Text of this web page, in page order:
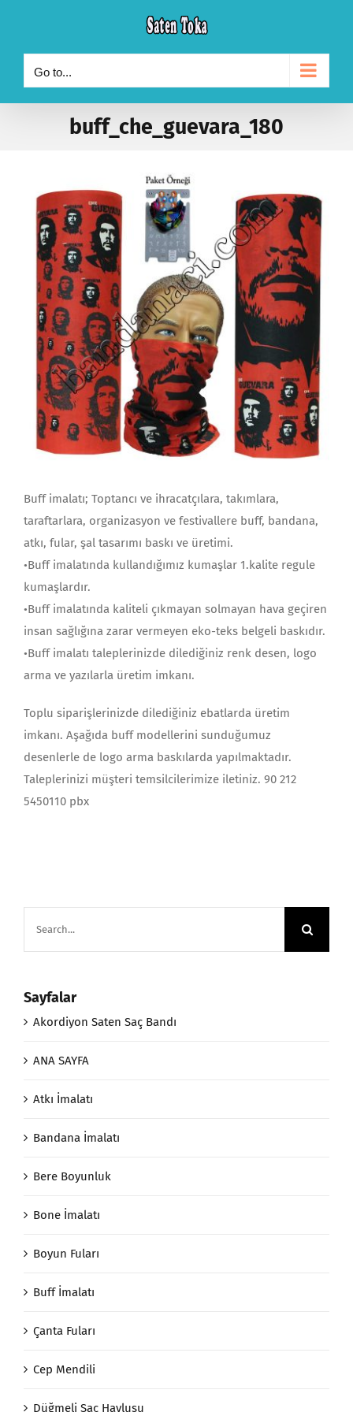
content
Go to...
buff_che_guevara_180
Buff imalatı; Toptancı ve ihracatçılara, takımlara,
taraftarlara, organizasyon ve festivallere buff, bandana,
atkı, fular, şal tasarımı baskı ve üretimi.
•Buff imalatında kullandığımız kumaşlar 1.kalite regule
kumaşlardır.
•Buff imalatında kaliteli çıkmayan solmayan hava geçiren
insan sağlığına zarar vermeyen eko-teks belgeli baskıdır.
•Buff imalatı taleplerinizde dilediğiniz renk desen, logo
arma ve yazılarla üretim imkanı.
Toplu siparişlerinizde dilediğiniz ebatlarda üretim
imkanı. Aşağıda buff modellerini sunduğumuz
desenlerle de logo arma baskılarda yapılmaktadır.
Taleplerinizi müşteri temsilcilerimize iletiniz. 90 212
5450110 pbx
Sayfalar
Akordiyon Saten Saç Bandı
ANA SAYFA
Atkı İmalatı
Bandana İmalatı
Bere Boyunluk
Bone İmalatı
Boyun Fuları
Buff İmalatı
Çanta Fuları
Cep Mendili
Düğmeli Saç Havlusu